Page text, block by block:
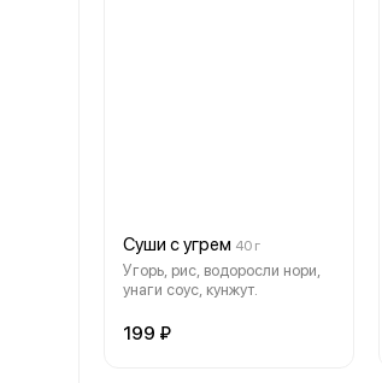
Суши с угрем 40 г
Угорь, рис, водоросли нори,
унаги соус, кунжут.
199 ₽